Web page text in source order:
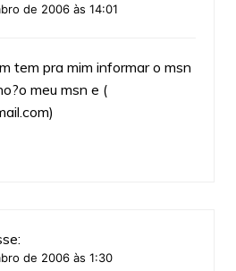
de 2006 às 14:01
tem pra mim informar o msn
meu msn e (
)
de 2006 às 1:30